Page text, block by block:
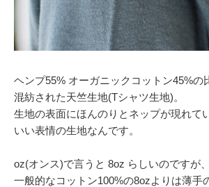
ヘンプ55% オーガニックコットン45%の
混紡された天竺生地(Tシャツ生地)。
生地の表面にほんのりとネップが現れて
いい表情の生地なんです。
oz(オンス)で言うと 8oz らしいのですが、
一般的なコットン100%の8ozよりは薄手